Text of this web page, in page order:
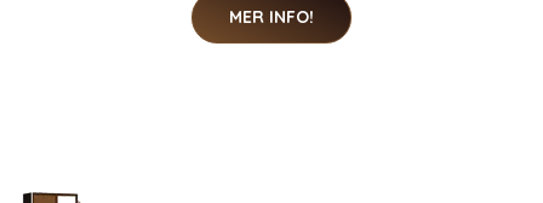
MER INFO!